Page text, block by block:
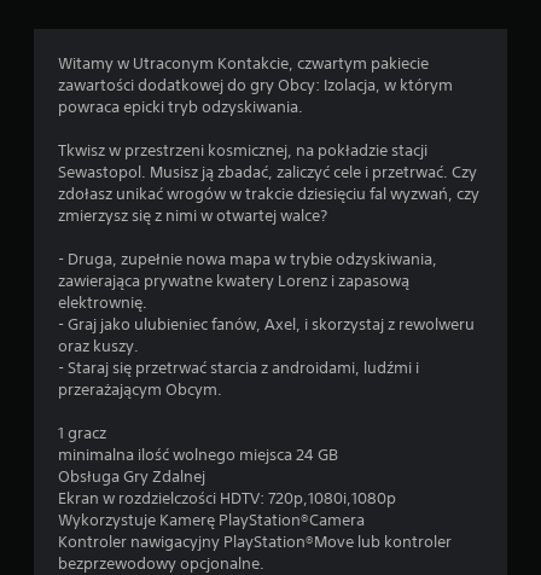
Witamy w Utraconym Kontakcie, czwartym pakiecie
zawartości dodatkowej do gry Obcy: Izolacja, w którym
powraca epicki tryb odzyskiwania.
Tkwisz w przestrzeni kosmicznej, na pokładzie stacji
Sewastopol. Musisz ją zbadać, zaliczyć cele i przetrwać. Czy
zdołasz unikać wrogów w trakcie dziesięciu fal wyzwań, czy
zmierzysz się z nimi w otwartej walce?
- Druga, zupełnie nowa mapa w trybie odzyskiwania,
zawierająca prywatne kwatery Lorenz i zapasową
elektrownię.
- Graj jako ulubieniec fanów, Axel, i skorzystaj z rewolweru
oraz kuszy.
- Staraj się przetrwać starcia z androidami, ludźmi i
przerażającym Obcym.
1 gracz
minimalna ilość wolnego miejsca 24 GB
Obsługa Gry Zdalnej
Ekran w rozdzielczości HDTV: 720p,1080i,1080p
Wykorzystuje Kamerę PlayStation®Camera
Kontroler nawigacyjny PlayStation®Move lub kontroler
bezprzewodowy opcjonalne.